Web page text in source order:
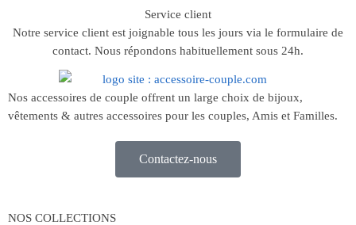
Service client
Notre service client est joignable tous les jours via le formulaire de
contact. Nous répondons habituellement sous 24h.
Nos accessoires de couple offrent un large choix de bijoux,
vêtements & autres accessoires pour les couples, Amis et Familles.
Contactez-nous
NOS COLLECTIONS